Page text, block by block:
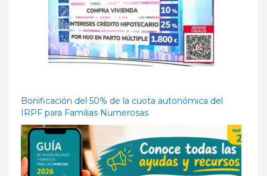
Bonificación del 50% de la cuota autonómica del
IRPF para Familias Numerosas